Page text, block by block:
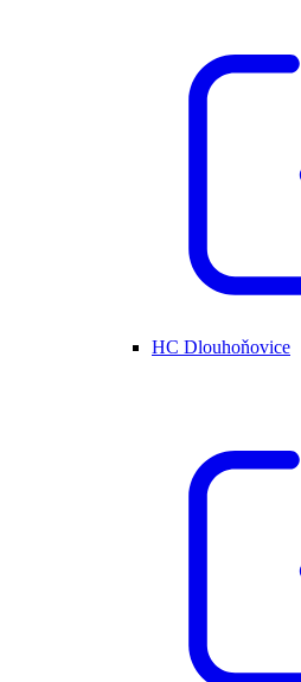
HC Dlouhoňovice